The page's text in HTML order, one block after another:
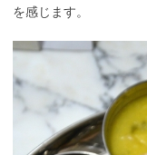
を感じます。